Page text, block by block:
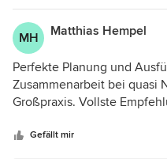
MH Matthias Hempel
Perfekte Planung und
Zusammenarbeit bei quasi
Großpraxis. Vollste
Gefällt mir